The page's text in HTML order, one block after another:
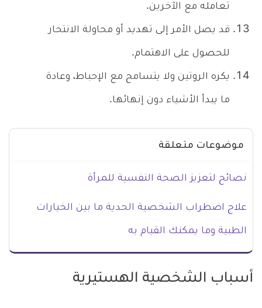
تعامله مع الآخرين.
قد يصل الأمر إلى تهديد أو محاولة الانتحار
للحصول على الاهتمام.
يكره الروتين ولا يتسامح مع الإحباط، وعادة
ما يبدأ الأشياء دون إنهائها.
موضوعات متعلقة
نصائح لتعزيز الصحة النفسية للمرأة
علاج اضطراب الشخصية الحدية ما بين الخيارات
الطبية وما يمكنك القيام به
أسباب الشخصية الهستيرية